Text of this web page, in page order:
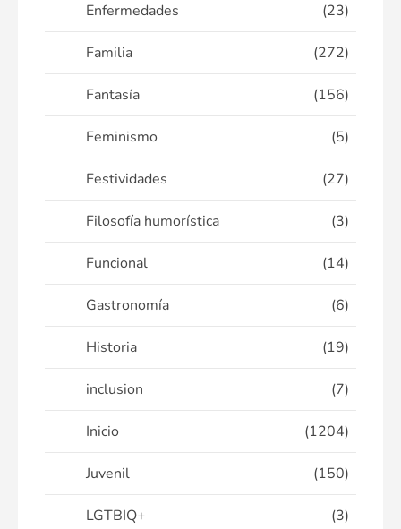
Enfermedades (23)
Familia (272)
Fantasía (156)
Feminismo (5)
Festividades (27)
Filosofía humorística (3)
Funcional (14)
Gastronomía (6)
Historia (19)
inclusion (7)
Inicio (1204)
Juvenil (150)
LGTBIQ+ (3)